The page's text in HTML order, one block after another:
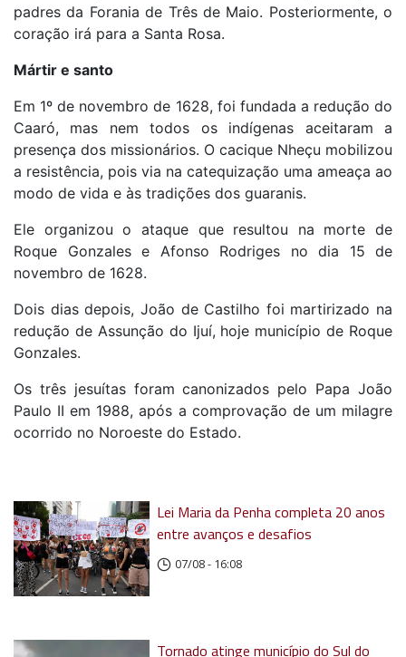
padres da Forania de Três de Maio. Posteriormente, o
coração irá para a Santa Rosa.
Mártir e santo
Em 1º de novembro de 1628, foi fundada a redução do
Caaró, mas nem todos os indígenas aceitaram a
presença dos missionários. O cacique Nheçu mobilizou
a resistência, pois via na catequização uma ameaça ao
modo de vida e às tradições dos guaranis.
Ele organizou o ataque que resultou na morte de
Roque Gonzales e Afonso Rodriges no dia 15 de
novembro de 1628.
Dois dias depois, João de Castilho foi martirizado na
redução de Assunção do Ijuí, hoje município de Roque
Gonzales.
Os três jesuítas foram canonizados pelo Papa João
Paulo II em 1988, após a comprovação de um milagre
ocorrido no Noroeste do Estado.
Lei Maria da Penha completa 20 anos
entre avanços e desafios
07/08 - 16:08
Tornado atinge município do Sul do